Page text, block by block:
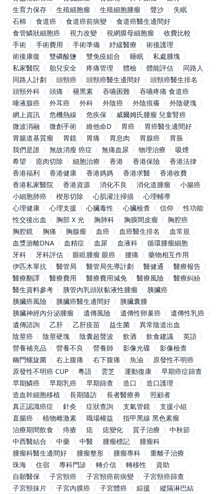
生育力保存
生殖細胞瘤 生殖細胞腫瘤 聲沙
失眠
石棉
食道癌 食道癌前病變
食道癌醫生邊間好
食管鱗狀細胞癌
視力改變 視網膜母細胞瘤
收費比較
手術
手術費用 手術準備 紓緩醫療
術後護理
術後康復
雙磷酸鹽 雙免疫組合 睡眠
私處腫塊
私家醫院
胎兒安全 疼痛管理 體檢 體能評估
同路人
同路人計劃
頭頸癌 頭頸癌醫生邊間好
頭頸癌醫生排名
頭頸外科
頭痛 褪黑素 吞嚥困難
吞嚥疼痛 食道癌
唾液腺癌
外耳癌 外科 外陰癌 外陰痕癢
外陰硬塊
網上資訊
危機熱線 危疾保
威爾姆氏腫瘤 兒童腎癌
微波消融
微創手術 維他命D 胃癌
胃癌醫生邊間好
胃腸道基質瘤
胃鏡 胃痛 胃息肉 胃腺癌
胃脹
我們是誰
無故消瘦 癌症 無痛血尿 物理治療
吸煙
希望
瘜肉切除 細胞治療 香港 香港保險
香港法律
香港福利
香港健康 香港媽媽 香港求醫
香港收費
香港私家醫院
香港資源 消化不良 消化道腫瘤
小腸癌
小細胞肺癌
楔形切除 心肌灌注掃描
心理輔導
心理健康
心理支援 心臟毒性 心臟檢查 信仰
性功能
性交後出血
胸部 X 光 胸肺科 胸膜間皮瘤
胸腔癌
胸腔鏡
胸痛 胸腺瘤 血癌 血癌醫生排名
血常規
血漿游離DNA
血精症 血尿 血液科
循環腫瘤細胞
牙科
牙科評估 眼眶腫瘤 眼癌 腰痛
藥物相互作用
伊匹木單抗
醫管局 醫管局先導計劃 醫健通
醫療報告
醫療翻譯
醫療費用 醫療費用減免 醫療風險
醫療糾紛
醫生資料參考
胰管內乳頭狀黏液性腫瘤
胰臟癌
胰臟癌風險
胰臟癌醫生邊間好
胰臟囊腫
胰臟神經內分泌腫瘤
遺傳風險 遺傳性卵巢癌
遺傳性乳癌
遺傳諮詢
乙肝 乙肝疫苗 益生菌
異常陰道出血
陰莖癌
陰莖硬塊 陰囊超聲波 飲酒 飲食建議
英語
營養補充品
營養不良 營養師 影像光碟
影像檢查
幽門螺旋菌
右上腹痛 右下腹痛 魚油
原發性不明癌
原發性不明癌 CUP
粵語 雲芝 運動復康
早期癌症篩查
早期鱗癌
早期乳癌 早期篩查 造口
造口護理
造血幹細胞移植
長期隨訪 長者醫療券
照顧者
真正認識癌症
針灸 症狀查詢 支氣管鏡
支援小組
直腸癌
植物雌激素 職場權益
指甲黑線 黑色素瘤
治療期間飲食
痔瘡 痣 痣變化 質子治療
中秋節
中西醫結合
中藥 中醫 腫瘤標記
腫瘤科
腫瘤科醫生邊間好
腫瘤整形 腫瘤專科
重離子治療
珠海
住宿 專科門診 轉介信 轉移性
資助
自願醫保
子宮頸癌 子宮頸癌前病變
子宮頸癌篩查
子宮頸抹片
子宮內膜癌 子宮體癌 綜援
縱隔淋巴結